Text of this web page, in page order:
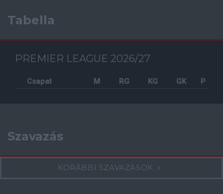
Tabella
PREMIER LEAGUE 2026/27
Csapat M RG KG GK P
Szavazás
KORÁBBI SZAVAZÁSOK